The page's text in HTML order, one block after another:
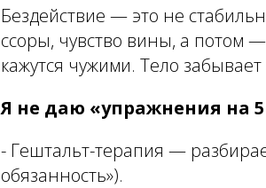
Бездействие — это не
ссоры, чувство вины, а потом
кажутся чужими. Тело
Я не даю «упражнения на
- Гештальт-терапия —
обязанность»).